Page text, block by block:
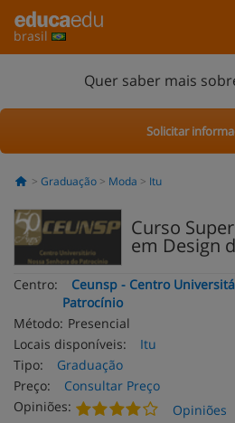
brasil
Quer saber mais
Solicitar
Graduação Moda Itu
Curso
em Design
Centro:
Ceunsp - Centro
Patrocínio
Método: Presencial
Locais disponíveis:
Itu
Tipo:
Graduação
Preço:
Consultar Preço
Opiniões:
Opiniões